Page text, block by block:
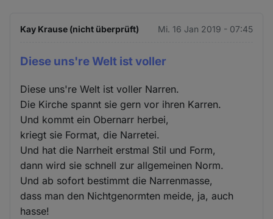
Kay Krause (nicht überprüft) Mi. 16 Jan 2019 - 07:45
Diese uns're Welt ist voller
Diese uns're Welt ist voller Narren.
Die Kirche spannt sie gern vor ihren Karren.
Und kommt ein Obernarr herbei,
kriegt sie Format, die Narretei.
Und hat die Narrheit erstmal Stil und Form,
dann wird sie schnell zur allgemeinen Norm.
Und ab sofort bestimmt die Narrenmasse,
dass man den Nichtgenormten meide, ja, auch
hasse!